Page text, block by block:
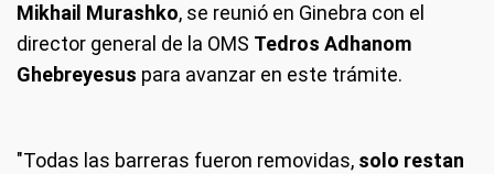
Mikhail Murashko, se reunió en Ginebra con el
director general de la OMS Tedros Adhanom
Ghebreyesus para avanzar en este trámite.
"Todas las barreras fueron removidas, solo restan